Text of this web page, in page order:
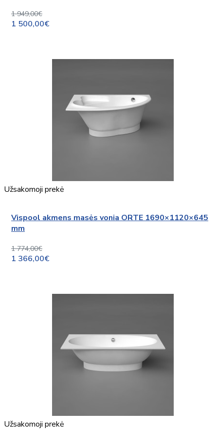
1 949,00€
1 500,00€
Užsakomoji prekė
Vispool akmens masės vonia ORTE 1690×1120×645
mm
1 774,00€
1 366,00€
Užsakomoji prekė